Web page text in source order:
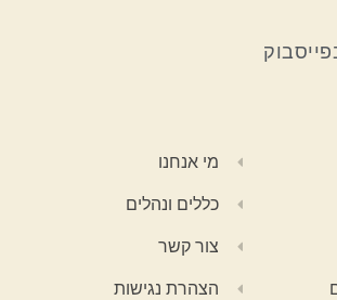
מי אנחנו
כללים ונהלים
צור קשר
הצהרת נגישות